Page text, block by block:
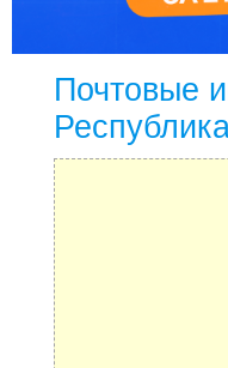
Почтовые